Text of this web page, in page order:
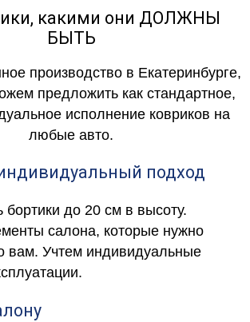
какими они ДОЛЖНЫ
БЫТЬ
производство в Екатеринбурге,
предложить как стандартное,
исполнение ковриков на
любые авто.
подход
до 20 см в высоту.
салона, которые нужно
вам. Учтем индивидуальные